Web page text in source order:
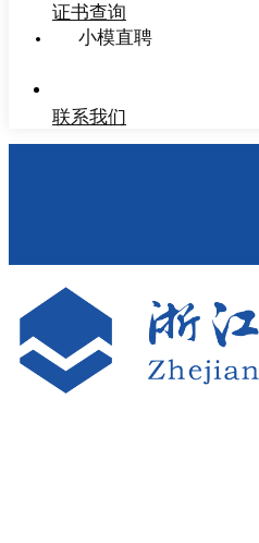
证书查询
小模直聘
联系我们